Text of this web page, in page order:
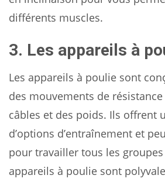
différents muscles.
3. Les appareils à
Les appareils à poulie sont
des mouvements de
câbles et des poids. Ils offrent
d’options d’entraînement et
pour travailler tous les
appareils à poulie sont